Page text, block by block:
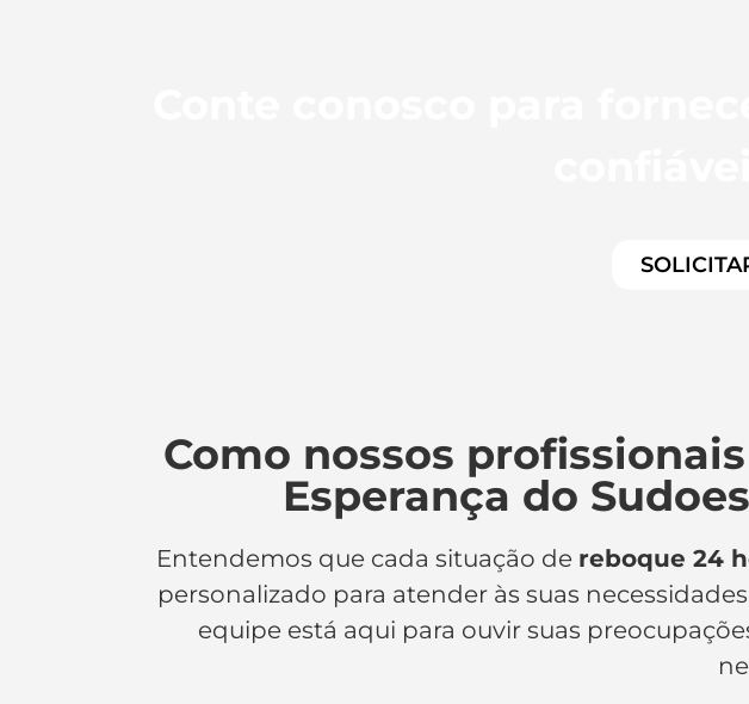
Como nossos
Esperança do
Entendemos que cada situação de reboque 24
personalizado para atender às suas
equipe está aqui para ouvir suas